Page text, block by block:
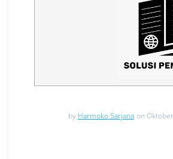
by Harmoko Sarjana on